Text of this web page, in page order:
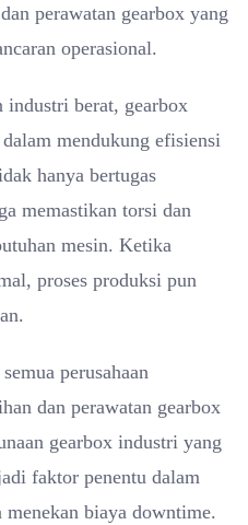
perawatan gearbox yang
operasional.
industri berat, gearbox
mendukung efisiensi
hanya bertugas
memastikan torsi dan
mesin. Ketika
proses produksi pun
perusahaan
dan perawatan gearbox
gearbox industri yang
faktor penentu dalam
biaya downtime.